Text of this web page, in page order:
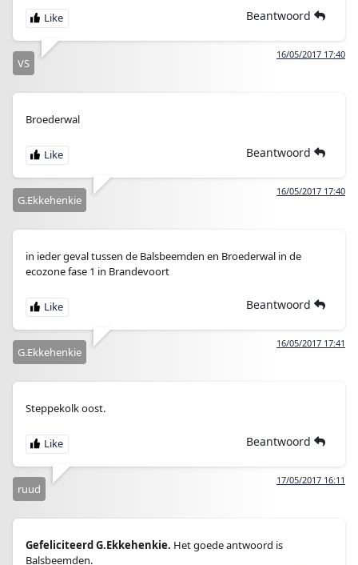
Beantwoord
16/05/2017 17:40
VS
Broederwal
Beantwoord
16/05/2017 17:40
G.Ekkehenkie
in ieder geval tussen de Balsbeemden en Broederwal in de
ecozone fase 1 in Brandevoort
Beantwoord
16/05/2017 17:41
G.Ekkehenkie
Steppekolk oost.
Beantwoord
17/05/2017 16:11
ruud
Gefeliciteerd G.Ekkehenkie. Het goede antwoord is
Balsbeemden.